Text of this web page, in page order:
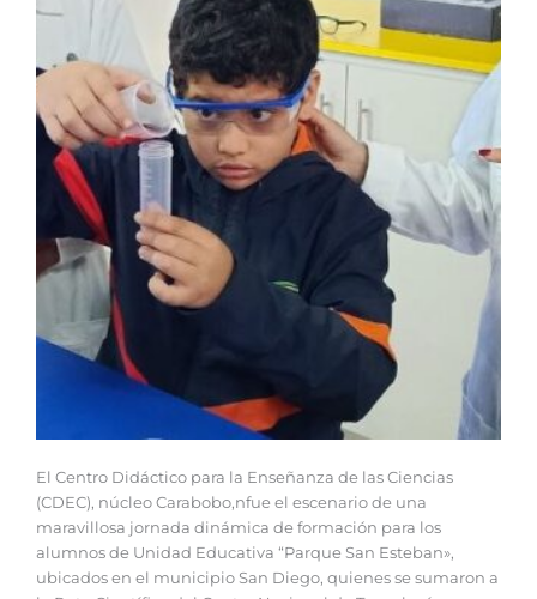
El Centro Didáctico para la Enseñanza de las Ciencias
(CDEC), núcleo Carabobo,nfue el escenario de una
maravillosa jornada dinámica de formación para los
alumnos de Unidad Educativa “Parque San Esteban»,
ubicados en el municipio San Diego, quienes se sumaron a